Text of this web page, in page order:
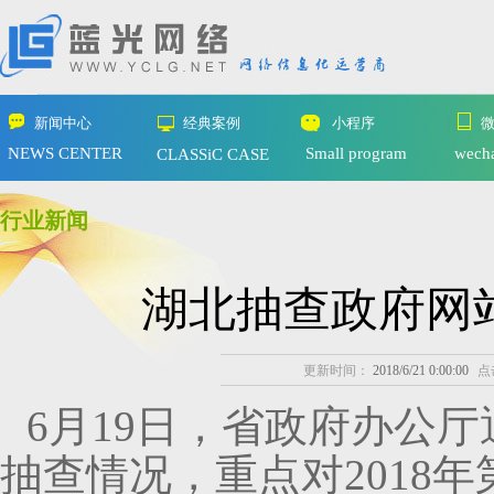
新闻中心
NEWS CENTER
经典案例
CLASSiC CASE
小程序
Small program
行业新闻
湖北抽查政府网
更新时间： 2018/6/21 0:00:00 点
6月19日，省政府办公
抽查情况，重点对2018